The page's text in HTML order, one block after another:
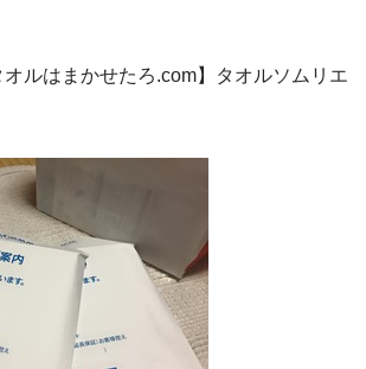
ルはまかせたろ.com】タオルソムリエ